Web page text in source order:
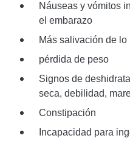
Náuseas y vómitos
el embarazo
Más salivación de lo
pérdida de peso
Signos de
seca, debilidad,
Constipación
Incapacidad para